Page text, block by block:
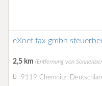
eXnet tax gmbh
2,5 km (Entfernung von
9119 Chemnitz,